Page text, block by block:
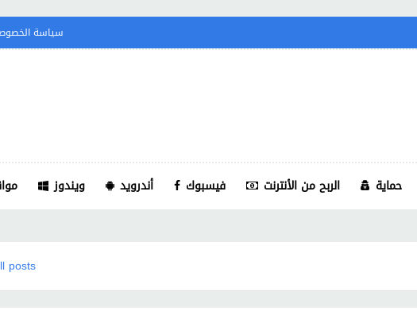
سياسة
ويندوز أندرويد فيسبوك الربح من الأنترنت حماية
posts